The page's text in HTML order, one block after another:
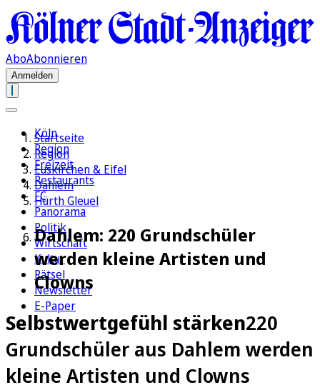
AboAbonnieren
Anmelden
Köln
Region
Freizeit
Restaurants
FC
Panorama
Politik
Wirtschaft
Kultur
Rätsel
Newsletter
E-Paper
Startseite
Region
Euskirchen & Eifel
Dahlem
Hürth Gleuel
Dahlem: 220 Grundschüler
werden kleine Artisten und
Clowns
Selbstwertgefühl stärken220
Grundschüler aus Dahlem werden
kleine Artisten und Clowns